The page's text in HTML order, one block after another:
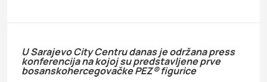
U Sarajevo City Centru danas je održana press
konferencija na kojoj su predstavljene prve
bosanskohercegovačke PEZ® figurice